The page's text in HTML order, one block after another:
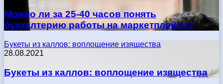
Можно ли за 25-40 часов понять
бухгалтерию работы на маркетплейсе?
Букеты из каллов: воплощение изящества
28.08.2021
Букеты из каллов: воплощение изящества